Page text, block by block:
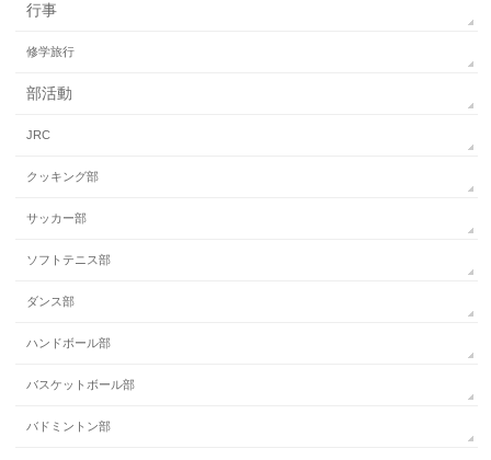
行事
修学旅行
部活動
JRC
クッキング部
サッカー部
ソフトテニス部
ダンス部
ハンドボール部
バスケットボール部
バドミントン部